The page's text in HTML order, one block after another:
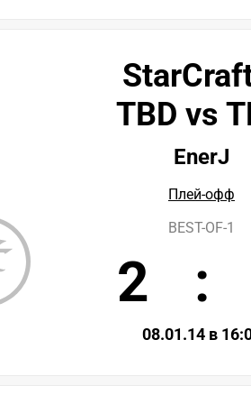
TBD vs
EnerJ
Плей-офф
BEST-OF-1
2 :
08.01.14 в